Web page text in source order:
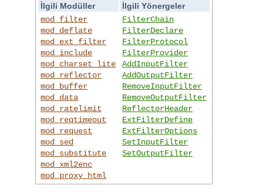
İlgili Modüller
İlgili Yönergeler
mod_filter
mod_deflate
mod_ext_filter
mod_include
mod_charset_lite
mod_reflector
mod_buffer
mod_data
mod_ratelimit
mod_reqtimeout
mod_request
mod_sed
mod_substitute
mod_xml2enc
mod_proxy_html
FilterChain
FilterDeclare
FilterProtocol
FilterProvider
AddInputFilter
AddOutputFilter
RemoveInputFilter
RemoveOutputFilter
ReflectorHeader
ExtFilterDefine
ExtFilterOptions
SetInputFilter
SetOutputFilter